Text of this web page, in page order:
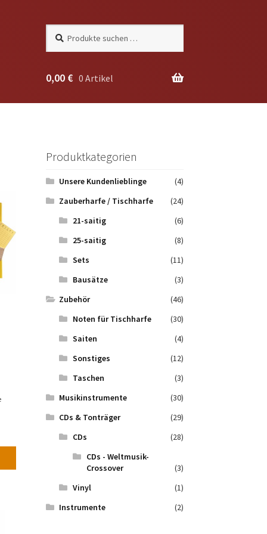
nach:
0,00 € 0 Artikel
Produktkategorien
Unsere Kundenlieblinge
(4)
Zauberharfe / Tischharfe
(24)
21-saitig
(6)
25-saitig
(8)
Sets
(11)
Bausätze
(3)
Zubehör
(46)
Noten für Tischharfe
(30)
Saiten
(4)
Sonstiges
(12)
Taschen
(3)
Musikinstrumente
(30)
CDs & Tonträger
(29)
CDs
(28)
CDs - Weltmusik-
Crossover
(3)
Vinyl
(1)
Instrumente
(2)